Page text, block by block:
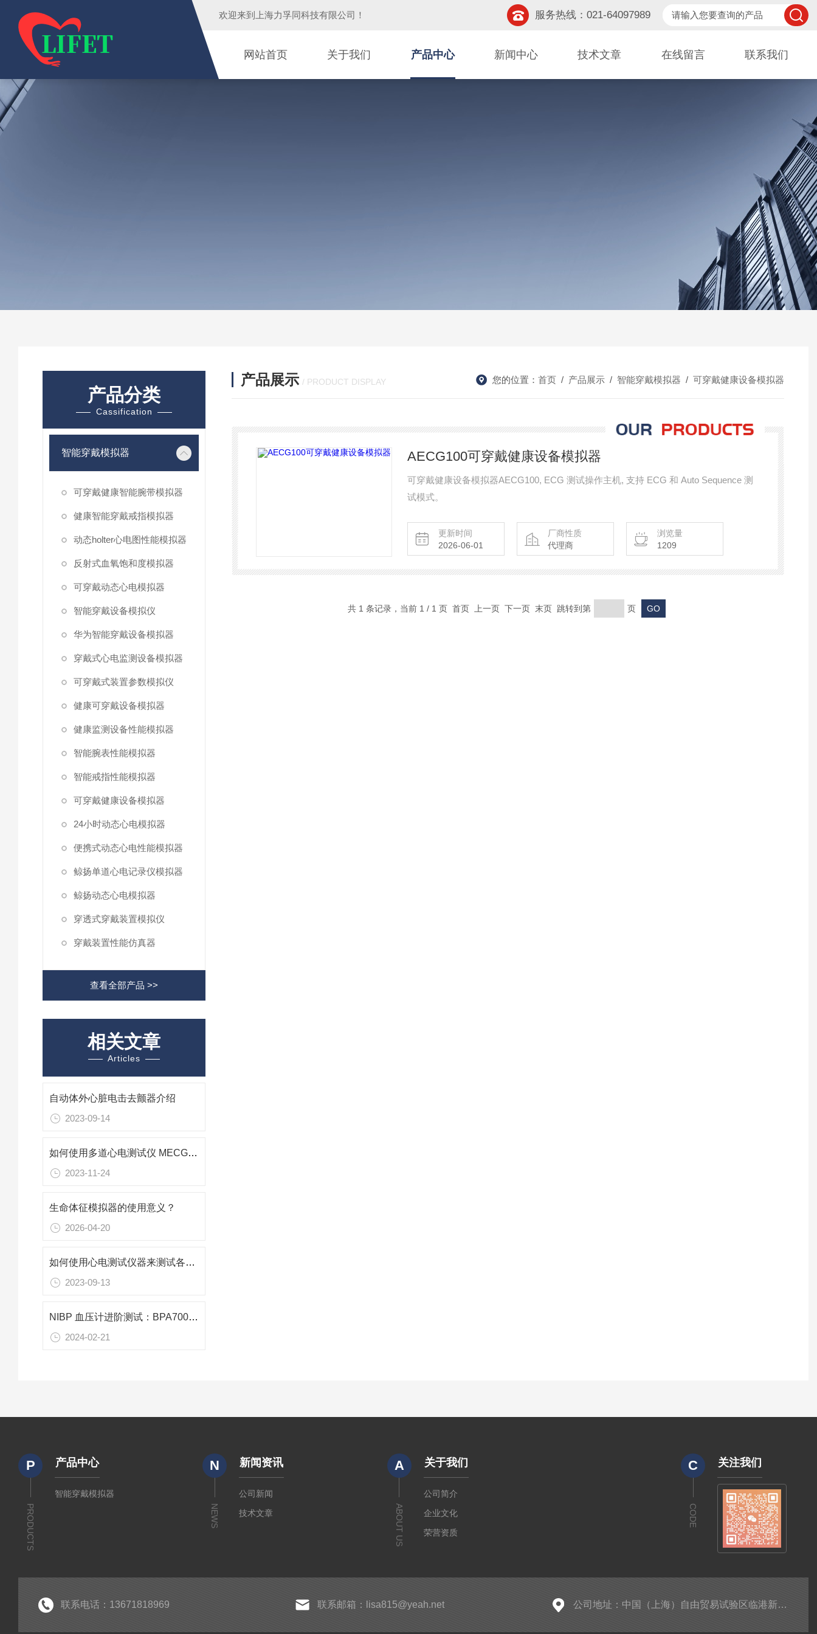
欢迎来到 上海力孚同科技有限公司 ！ 服务热线：021-64097989
网站首页 关于我们 产品中心 新闻中心 技术文章 在线留言 联系我们
产品分类
Cassification
智能穿戴模拟器
可穿戴健康智能腕带模拟器
健康智能穿戴戒指模拟器
动态holter心电图性能模拟器
反射式血氧饱和度模拟器
可穿戴动态心电模拟器
智能穿戴设备模拟仪
华为智能穿戴设备模拟器
穿戴式心电监测设备模拟器
可穿戴式装置参数模拟仪
健康可穿戴设备模拟器
健康监测设备性能模拟器
智能腕表性能模拟器
智能戒指性能模拟器
可穿戴健康设备模拟器
24小时动态心电模拟器
便携式动态心电性能模拟器
鲸扬单道心电记录仪模拟器
鲸扬动态心电模拟器
穿透式穿戴装置模拟仪
穿戴装置性能仿真器
查看全部产品 >>
相关文章
Articles
自动体外心脏电击去颤器介绍
2023-09-14
如何使用多道心电测试仪 MECG 2.0 来播放数据库中的胎儿和母亲的心电信号
2023-11-24
生命体征模拟器的使用意义？
2026-04-20
如何使用心电测试仪器来测试各类心电图机中的基本性能
2023-09-13
NIBP 血压计进阶测试：BPA700 模拟仪提供精确可靠的测试结果
2024-02-21
产品展示 / PRODUCT DISPLAY 您的位置： 首页 / 产品展示 / 智能穿戴模拟器 / 可穿戴健康设备模拟器
AECG100可穿戴健康设备模拟器
可穿戴健康设备模拟器AECG100, ECG 测试操作主机, 支持 ECG 和 Auto Sequence 测
试模式。
更新时间
2026-06-01
厂商性质
代理商
浏览量
1209
共 1 条记录，当前 1 / 1 页 首页 上一页 下一页 末页 跳转到第 页
P
PRODUCTS
产品中心
智能穿戴模拟器
N
NEWS
新闻资讯
公司新闻
技术文章
A
ABOUT US
关于我们
公司简介
企业文化
荣营资质
C
CODE
关注我们
联系电话：13671818969 联系邮箱：lisa815@yeah.net 公司地址：中国（上海）自由贸易试验区临港新片区老芦公路536号